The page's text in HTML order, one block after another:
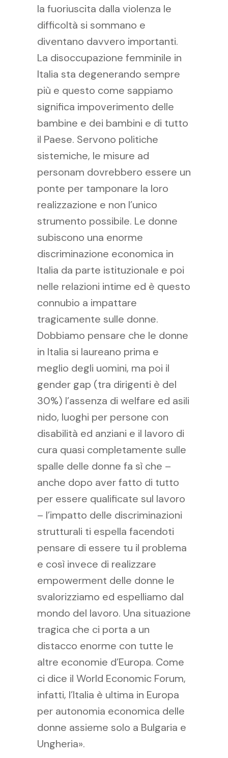
la fuoriuscita dalla violenza le
difficoltà si sommano e
diventano davvero importanti.
La disoccupazione femminile in
Italia sta degenerando sempre
più e questo come sappiamo
significa impoverimento delle
bambine e dei bambini e di tutto
il Paese. Servono politiche
sistemiche, le misure ad
personam dovrebbero essere un
ponte per tamponare la loro
realizzazione e non l’unico
strumento possibile. Le donne
subiscono una enorme
discriminazione economica in
Italia da parte istituzionale e poi
nelle relazioni intime ed è questo
connubio a impattare
tragicamente sulle donne.
Dobbiamo pensare che le donne
in Italia si laureano prima e
meglio degli uomini, ma poi il
gender gap (tra dirigenti è del
30%) l’assenza di welfare ed asili
nido, luoghi per persone con
disabilità ed anziani e il lavoro di
cura quasi completamente sulle
spalle delle donne fa sì che –
anche dopo aver fatto di tutto
per essere qualificate sul lavoro
– l’impatto delle discriminazioni
strutturali ti espella facendoti
pensare di essere tu il problema
e così invece di realizzare
empowerment delle donne le
svalorizziamo ed espelliamo dal
mondo del lavoro. Una situazione
tragica che ci porta a un
distacco enorme con tutte le
altre economie d’Europa. Come
ci dice il World Economic Forum,
infatti, l’Italia è ultima in Europa
per autonomia economica delle
donne assieme solo a Bulgaria e
Ungheria».